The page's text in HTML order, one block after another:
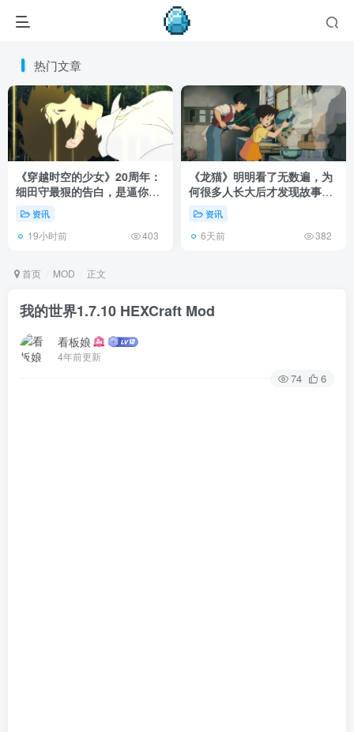
热门文章
《穿越时空的少女》20周年：
细田守最狠的告白，是逼你承
认有些夏天回不去了！
资讯
19小时前 403
《龙猫》明明看了无数遍，为
何很多人长大后才发现故事根
本不在 1988 年！
资讯
6天前 382
首页 MOD 正文
我的世界1.7.10 HEXCraft Mod
看板娘
4年前更新
74 6